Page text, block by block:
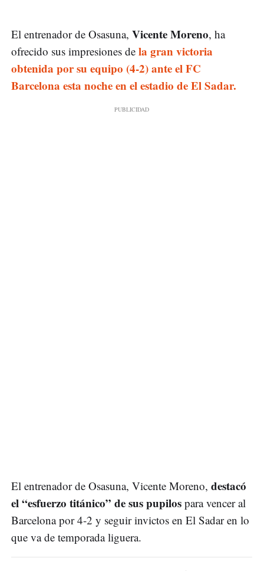
El entrenador de Osasuna, Vicente Moreno, ha
ofrecido sus impresiones de la gran victoria
obtenida por su equipo (4-2) ante el FC
Barcelona esta noche en el estadio de El Sadar.
El entrenador de Osasuna, Vicente Moreno, destacó
el “esfuerzo titánico” de sus pupilos para vencer al
Barcelona por 4-2 y seguir invictos en El Sadar en lo
que va de temporada liguera.